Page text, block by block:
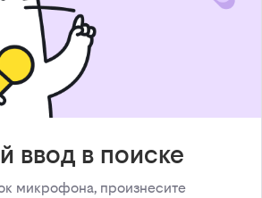
ввод в поиске
микрофона, произнесите